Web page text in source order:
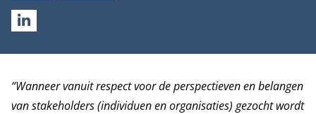
LINKEDIN
Biografie
“Wanneer vanuit respect voor de perspectieven en belangen
van stakeholders (individuen en organisaties) gezocht wordt